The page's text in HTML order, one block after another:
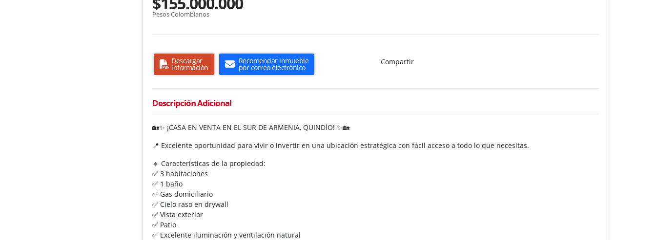
Pesos Colombianos
Descargar
información
Recomendar inmueble
por correo electrónico
Compartir
Descripción Adicional
🏡✨ ¡CASA EN VENTA EN EL SUR DE ARMENIA, QUINDÍO! ✨🏡
📍 Excelente oportunidad para vivir o invertir en una ubicación estratégica con fácil acceso a todo lo que necesitas.
🔹 Características de la propiedad:
✅ 3 habitaciones
✅ 1 baño
✅ Gas domiciliario
✅ Cielo raso en drywall
✅ Vista exterior
✅ Patio
✅ Excelente iluminación y ventilación natural